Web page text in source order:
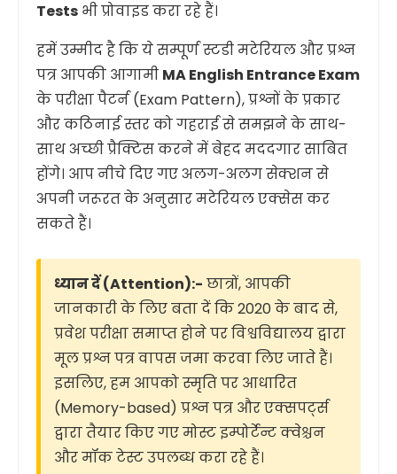
Tests भी प्रोवाइड करा रहे हैं।
हमें उम्मीद है कि ये सम्पूर्ण स्टडी मटेरियल और प्रश्न
पत्र आपकी आगामी MA English Entrance Exam
के परीक्षा पैटर्न (Exam Pattern), प्रश्नों के प्रकार
और कठिनाई स्तर को गहराई से समझने के साथ-
साथ अच्छी प्रैक्टिस करने में बेहद मददगार साबित
होंगे। आप नीचे दिए गए अलग-अलग सेक्शन से
अपनी जरूरत के अनुसार मटेरियल एक्सेस कर
सकते हैं।
ध्यान दें (Attention):- छात्रों, आपकी
जानकारी के लिए बता दें कि 2020 के बाद से,
प्रवेश परीक्षा समाप्त होने पर विश्वविद्यालय द्वारा
मूल प्रश्न पत्र वापस जमा करवा लिए जाते हैं।
इसलिए, हम आपको स्मृति पर आधारित
(Memory-based) प्रश्न पत्र और एक्सपर्ट्स
द्वारा तैयार किए गए मोस्ट इम्पोर्टेन्ट क्वेश्चन
और मॉक टेस्ट उपलब्ध करा रहे हैं।